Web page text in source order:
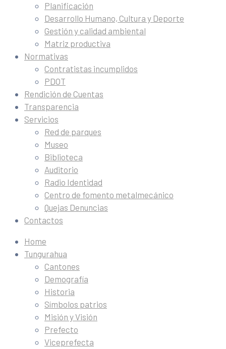
Planificación
Desarrollo Humano, Cultura y Deporte
Gestión y calidad ambiental
Matriz productiva
Normativas
Contratistas incumplidos
PDOT
Rendición de Cuentas
Transparencia
Servicios
Red de parques
Museo
Biblioteca
Auditorio
Radio Identidad
Centro de fomento metalmecánico
Quejas Denuncias
Contactos
Home
Tungurahua
Cantones
Demografía
Historia
Símbolos patrios
Misión y Visión
Prefecto
Viceprefecta